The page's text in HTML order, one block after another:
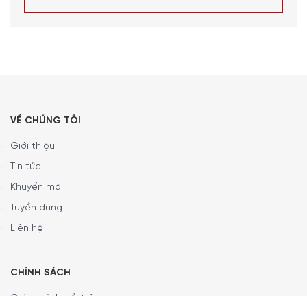
VỀ CHÚNG TÔI
Giới thiệu
Tin tức
Khuyến mãi
Tuyển dụng
Liên hệ
CHÍNH SÁCH